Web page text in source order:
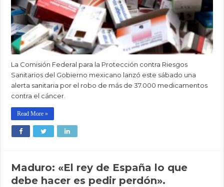
La Comisión Federal para la Protección contra Riesgos
Sanitarios del Gobierno mexicano lanzó este sábado una
alerta sanitaria por el robo de más de 37.000 medicamentos
contra el cáncer.
Read More »
Maduro: «El rey de España lo que
debe hacer es pedir perdón».